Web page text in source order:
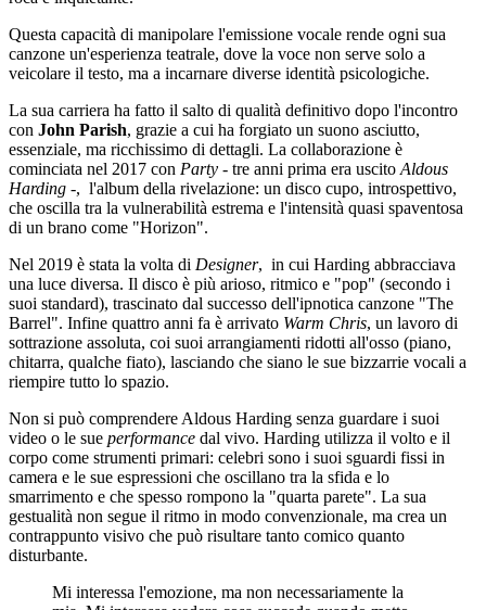
Questa capacità di manipolare l'emissione vocale rende ogni sua
canzone un'esperienza teatrale, dove la voce non serve solo a
veicolare il testo, ma a incarnare diverse identità psicologiche.
La sua carriera ha fatto il salto di qualità definitivo dopo l'incontro
con John Parish, grazie a cui ha forgiato un suono asciutto,
essenziale, ma ricchissimo di dettagli. La collaborazione è
cominciata nel 2017 con Party - tre anni prima era uscito Aldous
Harding -, l'album della rivelazione: un disco cupo, introspettivo,
che oscilla tra la vulnerabilità estrema e l'intensità quasi spaventosa
di un brano come "Horizon".
Nel 2019 è stata la volta di Designer, in cui Harding abbracciava
una luce diversa. Il disco è più arioso, ritmico e "pop" (secondo i
suoi standard), trascinato dal successo dell'ipnotica canzone "The
Barrel". Infine quattro anni fa è arrivato Warm Chris, un lavoro di
sottrazione assoluta, coi suoi arrangiamenti ridotti all'osso (piano,
chitarra, qualche fiato), lasciando che siano le sue bizzarrie vocali a
riempire tutto lo spazio.
Non si può comprendere Aldous Harding senza guardare i suoi
video o le sue performance dal vivo. Harding utilizza il volto e il
corpo come strumenti primari: celebri sono i suoi sguardi fissi in
camera e le sue espressioni che oscillano tra la sfida e lo
smarrimento e che spesso rompono la "quarta parete". La sua
gestualità non segue il ritmo in modo convenzionale, ma crea un
contrappunto visivo che può risultare tanto comico quanto
disturbante.
Mi interessa l'emozione, ma non necessariamente la